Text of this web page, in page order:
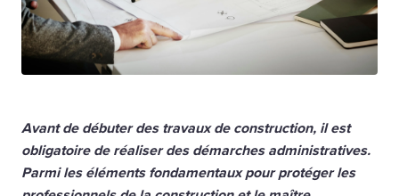
Avant de débuter des travaux de construction, il est
obligatoire de réaliser des démarches administratives.
Parmi les éléments fondamentaux pour protéger les